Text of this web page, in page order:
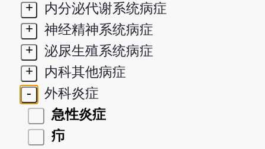
+
内分泌代谢系统病症
+
神经精神系统病症
+
泌尿生殖系统病症
+
内科其他病症
-
外科炎症
急性炎症
疖